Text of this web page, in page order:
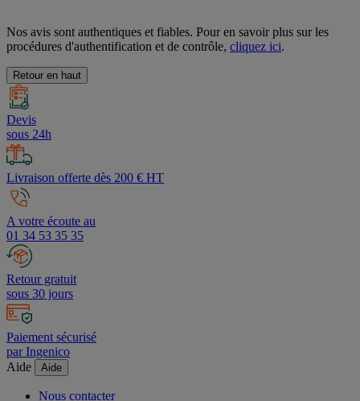
Nos avis sont authentiques et fiables. Pour en savoir plus sur les
Retour en haut
Devis
sous 24h
Livraison offerte dès 200 € HT
A votre écoute au
01 34 53 35 35
Retour gratuit
sous 30 jours
Paiement sécurisé
par Ingenico